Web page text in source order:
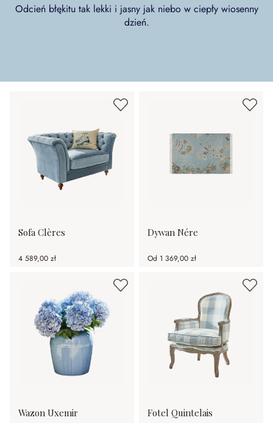
Odcień błękitu tak lekki i jasny jak niebo w ciepły wiosenny
dzień.
Sofa Clères
4 589,00 zł
Dywan Nére
Od 1 369,00 zł
Wazon Uxemir Fotel Quintelais